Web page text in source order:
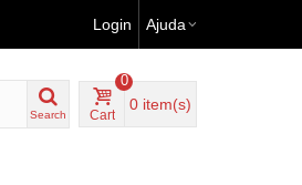
Login Ajuda
Search Cart
0
0 item(s)